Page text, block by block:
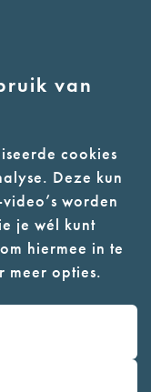
van
cookies
Deze kun
worden
je wél kunt
hiermee in te
meer opties.
in de